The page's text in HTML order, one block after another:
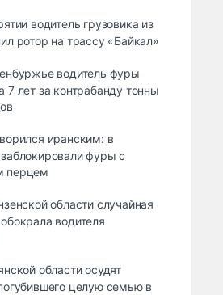
водитель грузовика из
ротор на трассу «Байкал»
водитель фуры
7 лет за контрабанду тонны
иранским: в
фуры с
перцем
области случайная
водителя
области осудят
целую семью в